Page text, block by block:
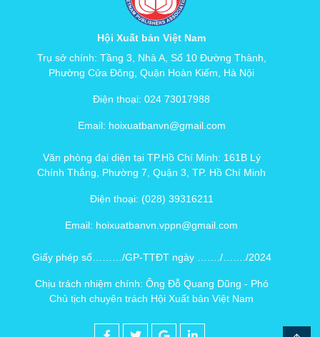
Hội Xuất bản Việt Nam
Trụ sở chính: Tầng 3, Nhà A, Số 10 Đường Thành,
Phường Cửa Đông, Quận Hoàn Kiếm, Hà Nội
Điện thoại: 024 73017988
Email: hoixuatbanvn@gmail.com
Văn phòng đại diện tại TP.Hồ Chí Minh: 161B Lý
Chính Thắng, Phường 7, Quận 3, TP. Hồ Chí Minh
Điện thoại: (028) 39316211
Email: hoixuatbanvn.vppn@gmail.com
Giấy phép số………/GP-TTĐT ngày ……./……./2024
Chịu trách nhiệm chính: Ông Đỗ Quang Dũng - Phó
Chủ tịch chuyên trách Hội Xuất bản Việt Nam